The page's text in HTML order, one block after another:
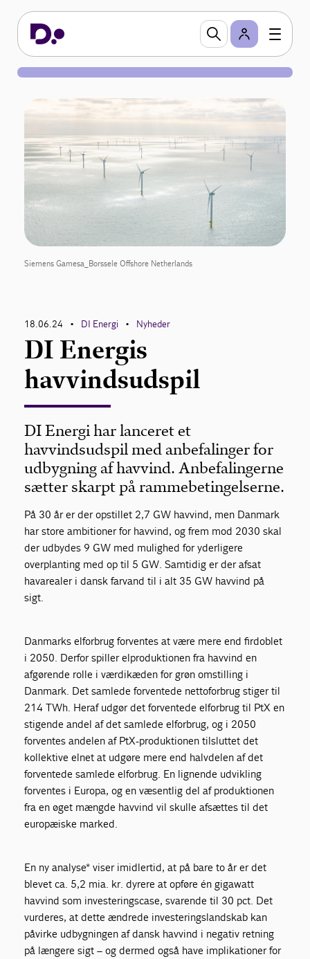
Siemens Gamesa_Borssele Offshore Netherlands
18.06.24 • DI Energi • Nyheder
DI Energis
havvindsudspil
DI Energi har lanceret et
havvindsudspil med anbefalinger for
udbygning af havvind. Anbefalingerne
sætter skarpt på rammebetingelserne.
På 30 år er der opstillet 2,7 GW havvind, men Danmark
har store ambitioner for havvind, og frem mod 2030 skal
der udbydes 9 GW med mulighed for yderligere
overplanting med op til 5 GW. Samtidig er der afsat
havarealer i dansk farvand til i alt 35 GW havvind på
sigt.
Danmarks elforbrug forventes at være mere end firdoblet
i 2050. Derfor spiller elproduktionen fra havvind en
afgørende rolle i værdikæden for grøn omstilling i
Danmark. Det samlede forventede nettoforbrug stiger til
214 TWh. Heraf udgør det forventede elforbrug til PtX en
stigende andel af det samlede elforbrug, og i 2050
forventes andelen af PtX-produktionen tilsluttet det
kollektive elnet at udgøre mere end halvdelen af det
forventede samlede elforbrug. En lignende udvikling
forventes i Europa, og en væsentlig del af produktionen
fra en øget mængde havvind vil skulle afsættes til det
europæiske marked.
En ny analyse* viser imidlertid, at på bare to år er det
blevet ca. 5,2 mia. kr. dyrere at opføre én gigawatt
havvind som investeringscase, svarende til 30 pct. Det
vurderes, at dette ændrede investeringslandskab kan
påvirke udbygningen af dansk havvind i negativ retning
på længere sigt – og dermed også have implikationer for